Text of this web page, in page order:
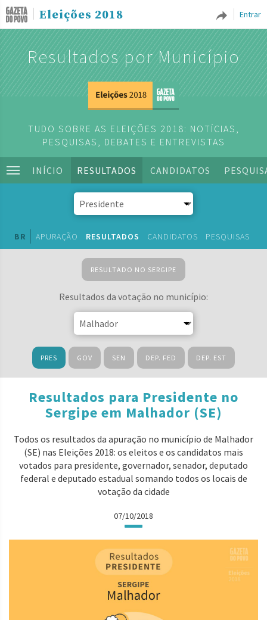
Entrar
Eleições 2018
Resultados por Município
TUDO SOBRE AS ELEIÇÕES 2018: NOTÍCIAS,
PESQUISAS, DEBATES E ENTREVISTAS
INÍCIO RESULTADOS CANDIDATOS
BR APURAÇÃO RESULTADOS CANDIDATOS PESQUISAS
RESULTADO NO SERGIPE
Resultados da votação no município:
PRES GOV SEN DEP. FED DEP. EST
Resultados para Presidente no
Sergipe em Malhador (SE)
Todos os resultados da apuração no município de Malhador
(SE) nas Eleições 2018: os eleitos e os candidatos mais
votados para presidente, governador, senador, deputado
federal e deputado estadual somando todos os locais de
votação da cidade
07/10/2018